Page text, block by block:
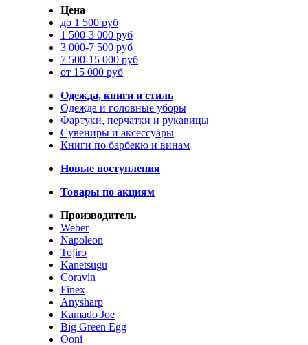
Цена
до 1 500 руб
1 500-3 000 руб
3 000-7 500 руб
7 500-15 000 руб
от 15 000 руб
Одежда, книги и стиль
Одежда и головные уборы
Фартуки, перчатки и рукавицы
Сувениры и аксессуары
Книги по барбекю и винам
Новые поступления
Товары по акциям
Производитель
Weber
Napoleon
Tojiro
Kanetsugu
Coravin
Finex
Anysharp
Kamado Joe
Big Green Egg
Ooni